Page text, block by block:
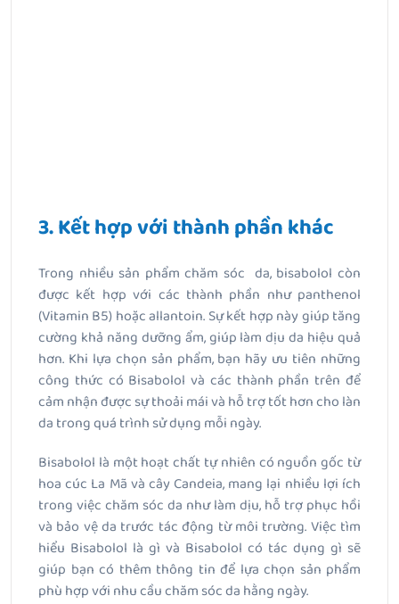
3. Kết hợp với thành phần khác
Trong nhiều sản phẩm chăm sóc da, bisabolol còn
được kết hợp với các thành phần như panthenol
(Vitamin B5) hoặc allantoin. Sự kết hợp này giúp tăng
cường khả năng dưỡng ẩm, giúp làm dịu da hiệu quả
hơn. Khi lựa chọn sản phẩm, bạn hãy ưu tiên những
công thức có Bisabolol và các thành phần trên để
cảm nhận được sự thoải mái và hỗ trợ tốt hơn cho làn
da trong quá trình sử dụng mỗi ngày.
Bisabolol là một hoạt chất tự nhiên có nguồn gốc từ
hoa cúc La Mã và cây Candeia, mang lại nhiều lợi ích
trong việc chăm sóc da như làm dịu, hỗ trợ phục hồi
và bảo vệ da trước tác động từ môi trường. Việc tìm
hiểu Bisabolol là gì và Bisabolol có tác dụng gì sẽ
giúp bạn có thêm thông tin để lựa chọn sản phẩm
phù hợp với nhu cầu chăm sóc da hằng ngày.